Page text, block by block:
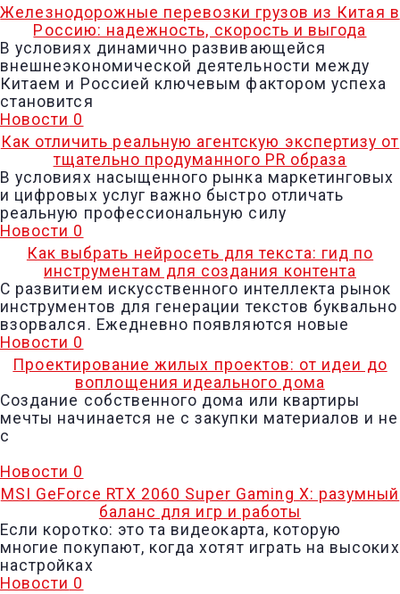
Железнодорожные перевозки грузов из Китая в
Россию: надежность, скорость и выгода
В условиях динамично развивающейся
внешнеэкономической деятельности между
Китаем и Россией ключевым фактором успеха
становится
Новости 0
Как отличить реальную агентскую экспертизу от
тщательно продуманного PR образа
В условиях насыщенного рынка маркетинговых
и цифровых услуг важно быстро отличать
реальную профессиональную силу
Новости 0
Как выбрать нейросеть для текста: гид по
инструментам для создания контента
С развитием искусственного интеллекта рынок
инструментов для генерации текстов буквально
взорвался. Ежедневно появляются новые
Новости 0
Проектирование жилых проектов: от идеи до
воплощения идеального дома
Создание собственного дома или квартиры
мечты начинается не с закупки материалов и не
с
Новости 0
MSI GeForce RTX 2060 Super Gaming X: разумный
баланс для игр и работы
Если коротко: это та видеокарта, которую
многие покупают, когда хотят играть на высоких
настройках
Новости 0